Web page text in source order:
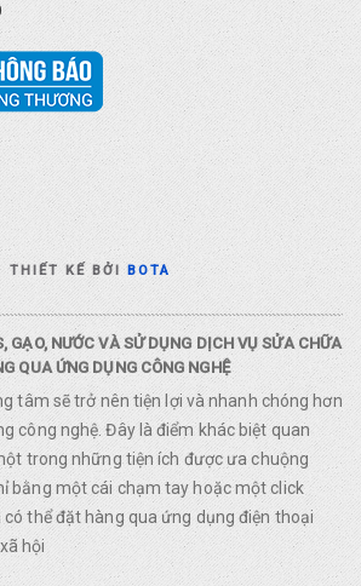
THIẾT KẾ BỞIBOTA
GẠO, NƯỚC VÀ SỬ DỤNG DỊCH VỤ SỬA CHỮA
QUA ỨNG DỤNG CÔNG NGHỆ
tâm sẽ trở nên tiện lợi và nhanh chóng hơn
công nghệ. Đây là điểm khác biệt quan
trong những tiện ích được ưa chuộng
bằng một cái chạm tay hoặc một click
thể đặt hàng qua ứng dụng điện thoại
hội